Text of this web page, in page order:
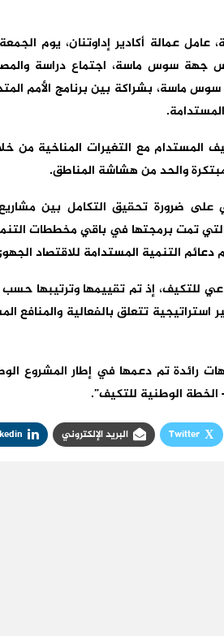
جهة سوس ماسة، اجتماع دراسة
ماسة، بشراكة بين برنامج الأمم
مع التغيرات المناخية من
والحد من هشاشة المناطق.
على ضرورة تحقيق التكامل بين
التي تمت برمجتها في باقي مخططات
دعائم التنمية المستدامة للاقتصاد
تشمل أزيد من 30 إجراء قطاعي للتكيف، إذ تم تقييمها
استراتيجية تتعلق بالفعالية والمنافع
تم دعمها في إطار المشروع
الوطنية للتكيف”.
Twitter البريد الإلكتروني